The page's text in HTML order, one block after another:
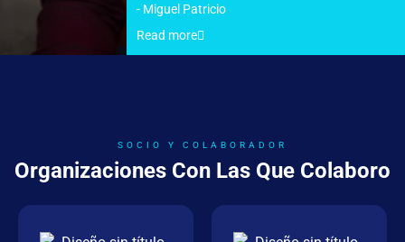
- Miguel Patricio
Read more
SOCIO Y COLABORADOR
Organizaciones Con Las Que Colaboro